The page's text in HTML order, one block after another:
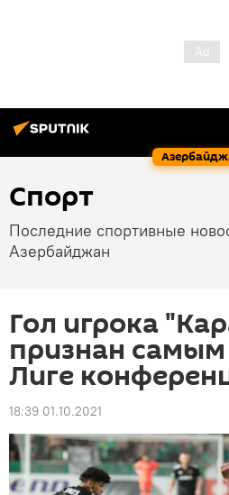
Спорт
Последние спортивные
Азербайджан
Гол игрока
признан
Лиге
18:39 01.10.2021